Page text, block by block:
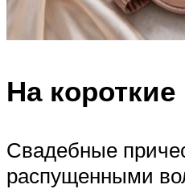
На
Свадебные
распущенными